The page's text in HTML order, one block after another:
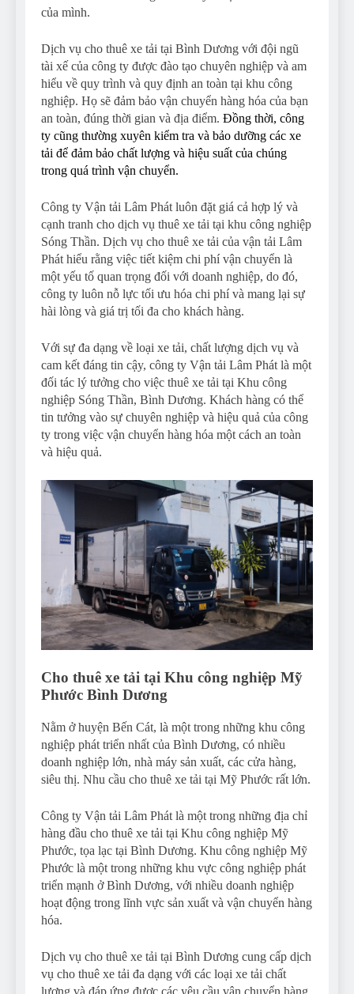
của mình.
Dịch vụ cho thuê xe tải tại Bình Dương với đội ngũ
tài xế của công ty được đào tạo chuyên nghiệp và am
hiểu về quy trình và quy định an toàn tại khu công
nghiệp. Họ sẽ đảm bảo vận chuyển hàng hóa của bạn
an toàn, đúng thời gian và địa điểm. Đồng thời, công
ty cũng thường xuyên kiểm tra và bảo dưỡng các xe
tải để đảm bảo chất lượng và hiệu suất của chúng
trong quá trình vận chuyển.
Công ty Vận tải Lâm Phát luôn đặt giá cả hợp lý và
cạnh tranh cho dịch vụ thuê xe tải tại khu công nghiệp
Sóng Thần. Dịch vụ cho thuê xe tải của vận tải Lâm
Phát hiểu rằng việc tiết kiệm chi phí vận chuyển là
một yếu tố quan trọng đối với doanh nghiệp, do đó,
công ty luôn nỗ lực tối ưu hóa chi phí và mang lại sự
hài lòng và giá trị tối đa cho khách hàng.
Với sự đa dạng về loại xe tải, chất lượng dịch vụ và
cam kết đáng tin cậy, công ty Vận tải Lâm Phát là một
đối tác lý tưởng cho việc thuê xe tải tại Khu công
nghiệp Sóng Thần, Bình Dương. Khách hàng có thể
tin tưởng vào sự chuyên nghiệp và hiệu quả của công
ty trong việc vận chuyển hàng hóa một cách an toàn
và hiệu quả.
Cho thuê xe tải tại Khu công nghiệp Mỹ
Phước Bình Dương
Nằm ở huyện Bến Cát, là một trong những khu công
nghiệp phát triển nhất của Bình Dương, có nhiều
doanh nghiệp lớn, nhà máy sản xuất, các cửa hàng,
siêu thị. Nhu cầu cho thuê xe tải tại Mỹ Phước rất lớn.
Công ty Vận tải Lâm Phát là một trong những địa chỉ
hàng đầu cho thuê xe tải tại Khu công nghiệp Mỹ
Phước, tọa lạc tại Bình Dương. Khu công nghiệp Mỹ
Phước là một trong những khu vực công nghiệp phát
triển mạnh ở Bình Dương, với nhiều doanh nghiệp
hoạt động trong lĩnh vực sản xuất và vận chuyển hàng
hóa.
Dịch vụ cho thuê xe tải tại Bình Dương cung cấp dịch
vụ cho thuê xe tải đa dạng với các loại xe tải chất
lượng và đáp ứng được các yêu cầu vận chuyển hàng